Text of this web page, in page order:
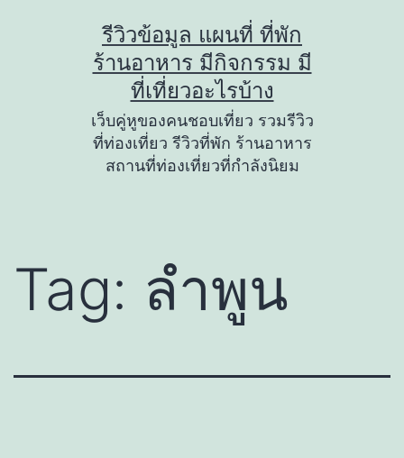
รีวิวข้อมูล แผนที่ ที่พัก
ร้านอาหาร มีกิจกรรม มี
ที่เที่ยวอะไรบ้าง
เว็บคู่หูของคนชอบเที่ยว รวมรีวิว
ที่ท่องเที่ยว รีวิวที่พัก ร้านอาหาร
สถานที่ท่องเที่ยวที่กำลังนิยม
Tag: ลำพูน